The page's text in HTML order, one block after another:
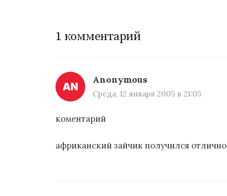
в
г
а
ц
я
1 комментарий
Anonymous
Среда, 12 января 2005 в 21:05
коментарий
африканский зайчик получился отлично